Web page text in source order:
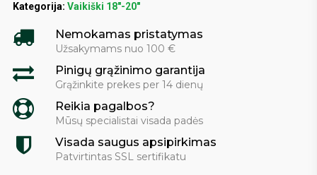
Kategorija: Vaikiški 18"-20"
Nemokamas pristatymas
Užsakymams nuo 100 €
Pinigų grąžinimo garantija
Grąžinkite prekes per 14 dienų
Reikia pagalbos?
Mūsų specialistai visada padės
Visada saugus apsipirkimas
Patvirtintas SSL sertifikatu